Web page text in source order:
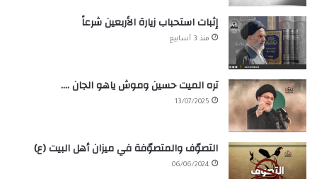
إثبات استحباب زيارة الأربعين شرعاً
منذ 3 أسابيع
تره الميت حسين وموش ياهو الجان ….
13/07/2025
التصوّف والمتصوّفة في ميزان أهل البيت (ع)
06/06/2024